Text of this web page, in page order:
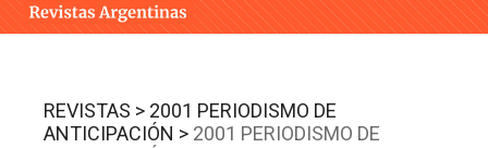
INTEGRANTES
CONTACTO
REVISTAS > 2001 PERIODISMO DE
ANTICIPACIÓN > 2001 PERIODISMO DE